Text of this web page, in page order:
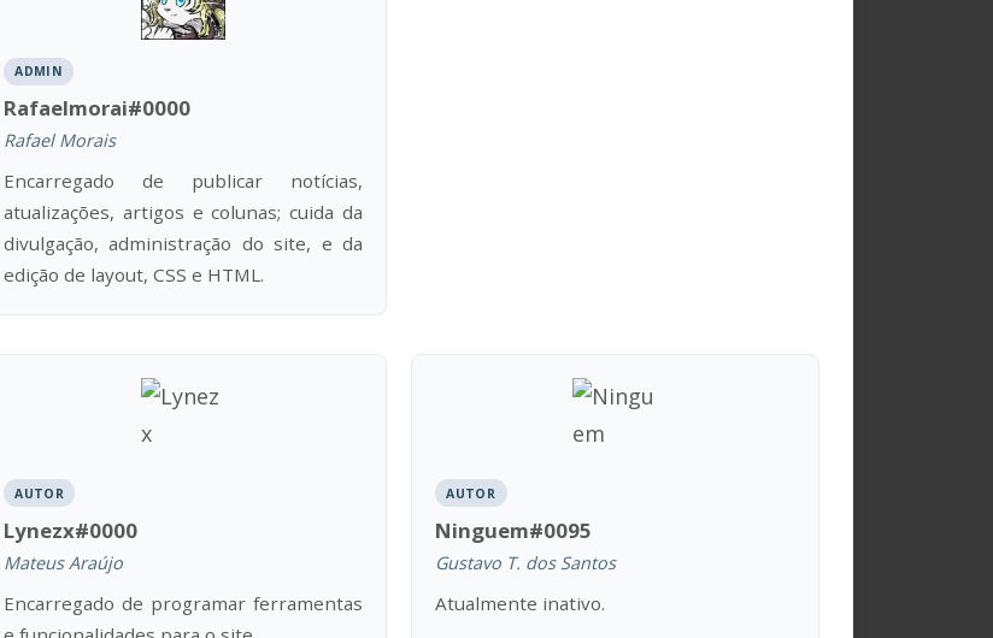
ADMIN
Rafaelmorai#0000
Rafael Morais
Encarregado de publicar notícias,
atualizações, artigos e colunas; cuida da
divulgação, administração do site, e da
edição de layout, CSS e HTML.
AUTOR
Lynezx#0000
Mateus Araújo
Encarregado de programar ferramentas
AUTOR
Ninguem#0095
Gustavo T. dos Santos
Atualmente inativo.